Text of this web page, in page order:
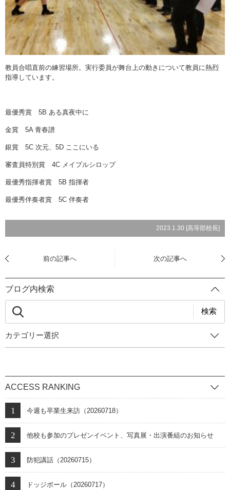
教員合唱直前の練習場所。実行委員が舞台上の動きについて教員に熱烈
指導しています。
最優秀賞 5B ある真夜中に
金賞 5A 青春譜
銀賞 5C 次元、5D ここにいる
審査員特別賞 4C メイプルシロップ
最優秀指揮者賞 5B 指揮者
最優秀伴奏者賞 5C 伴奏者
2023.1.30 [高等部校長]
前の記事へ 次の記事へ
ブログ内検索
検索
カテゴリー選択
ACCESS RANKING
今週も卒業生来訪（20260718）
他校も参加のプレゼンイベント、写真展・出演番組のお知らせ
防犯講話（20260715）
ドッジボール（20260717）